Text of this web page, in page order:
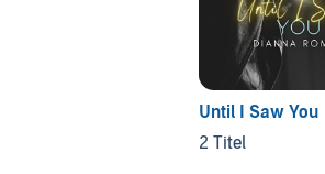
Until I Saw You
2 Titel